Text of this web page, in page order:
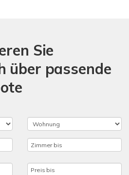
Sie
über passende